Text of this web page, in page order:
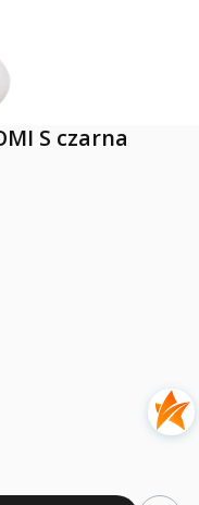
S czarna